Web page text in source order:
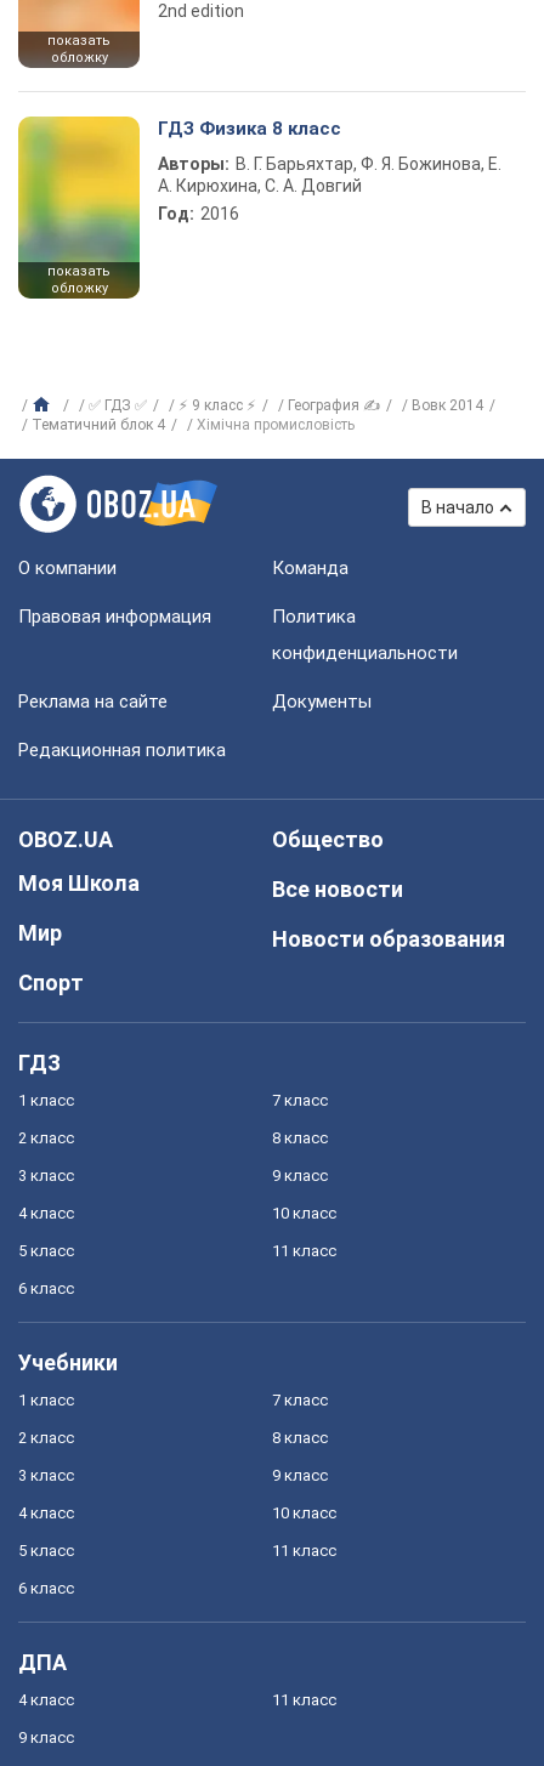
показать
обложку
2nd edition
показать
обложку
ГДЗ Физика 8 класс
Авторы: В. Г. Барьяхтар, Ф. Я. Божинова, Е.
А. Кирюхина, С. А. Довгий
Год: 2016
✅ ГДЗ ✅ ⚡ 9 класс ⚡ География ✍
Вовк 2014
Тематичний блок 4
Хімічна промисловість
В начало
О компании Команда
Правовая информация
Политика
конфиденциальности
Реклама на сайте Документы
Редакционная политика
OBOZ.UA
Моя Школа
Мир
Спорт
Общество
Все новости
Новости образования
ГДЗ
1 класс
2 класс
3 класс
4 класс
5 класс
6 класс
7 класс
8 класс
9 класс
10 класс
11 класс
Учебники
1 класс
2 класс
3 класс
4 класс
5 класс
6 класс
7 класс
8 класс
9 класс
10 класс
11 класс
ДПА
4 класс
9 класс
11 класс